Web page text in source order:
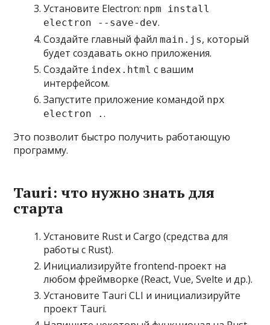
Установите Electron: npm install
electron --save-dev.
Создайте главный файлmain.js, который
будет создавать окно приложения.
Создайте index.html с вашим
интерфейсом.
Запустите приложение командой npx
electron ..
Это позволит быстро получить работающую
программу.
Tauri: что нужно знать для
старта
Установите Rust и Cargo (средства для
работы с Rust).
Инициализируйте frontend-проект на
любом фреймворке (React, Vue, Svelte и др.).
Установите Tauri CLI и инициализируйте
проект Tauri.